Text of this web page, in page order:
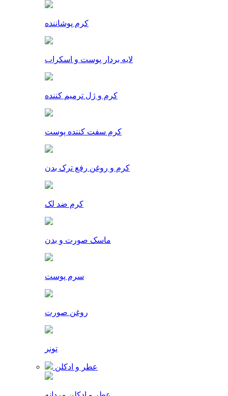
کرم پوشاننده
لایه بردار پوست و اسکراب
کرم و ژل ترمیم کننده
کرم سفت کننده پوست
کرم و روغن رفع ترک بدن
کرم ضد لک
ماسک صورت و بدن
سرم پوست
روغن صورت
تونر
عطر و ادکلن